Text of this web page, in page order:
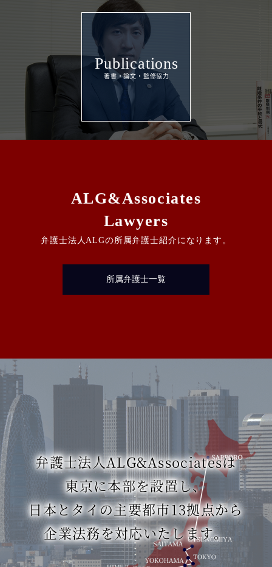
Publications
ALG&Associates
Lawyers
弁護士法人ALGの所属弁護士紹介になります。
所属弁護士一覧
弁護士法人ALG&Associatesは
東京に本部を設置し、
日本とタイの主要都市13拠点から
企業法務を対応いたします。